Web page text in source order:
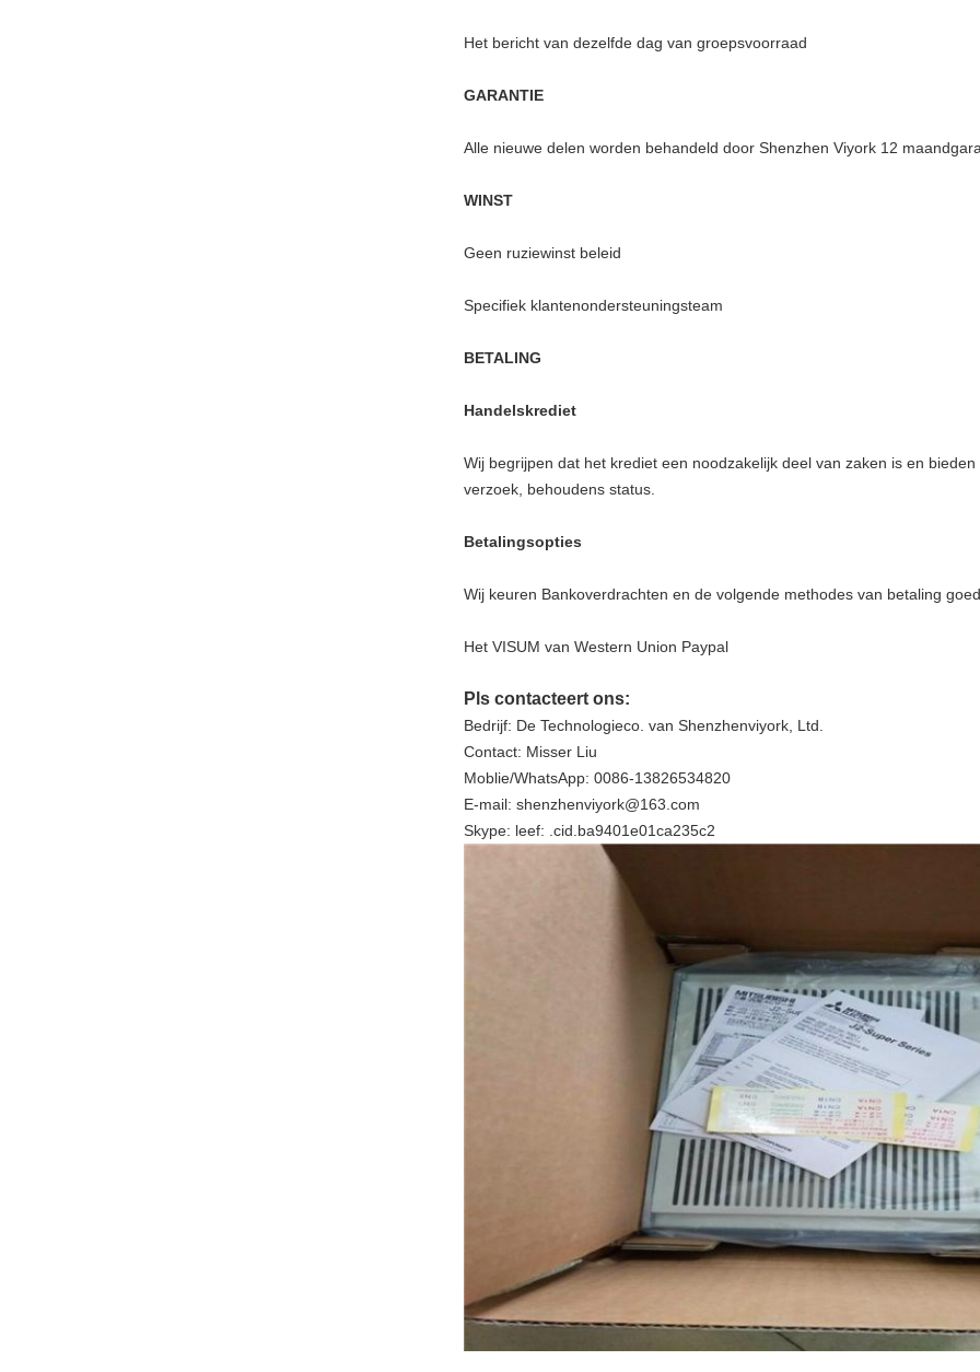
Het bericht van dezelfde dag van groepsvoorraad
GARANTIE
Alle nieuwe delen worden behandeld door Shenzhen Viyork 12
WINST
Geen ruziewinst beleid
Specifiek klantenondersteuningsteam
BETALING
Handelskrediet
Wij begrijpen dat het krediet een noodzakelijk deel van zaken is en
verzoek, behoudens status.
Betalingsopties
Wij keuren Bankoverdrachten en de volgende methodes van betaling
Het VISUM van Western Union Paypal
Pls contacteert ons:
Bedrijf: De Technologieco. van Shenzhenviyork, Ltd.
Contact: Misser Liu
Moblie/WhatsApp: 0086-13826534820
E-mail: shenzhenviyork@163.com
Skype: leef: .cid.ba9401e01ca235c2